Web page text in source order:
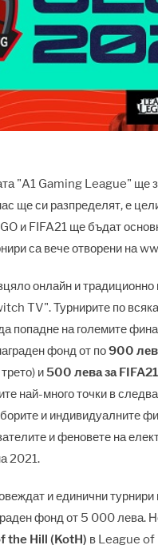
"A1 Gaming League" ще
ще си разпределят, е
и FIFA21 ще бъдат
са вече отворени на
онлайн и традиционно
TV". Турнирите по
попадне на големите
фонд от по900
и500 лева за FIFA21
най-много точки в
и индивидуалните
и феновете на
2021.
и единични
фонд от 5 000 лева.
the Hill (KotH) в League of